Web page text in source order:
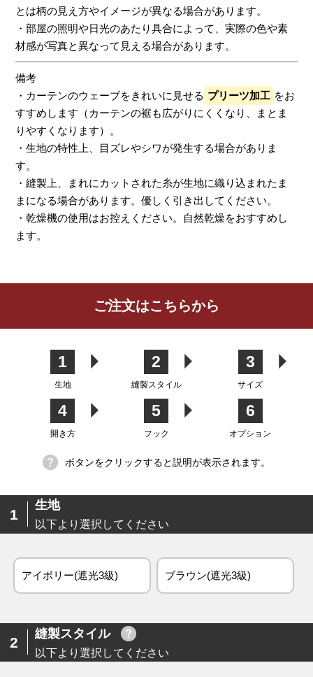
とは柄の見え方やイメージが異なる場合があります。
・部屋の照明や日光のあたり具合によって、実際の色や素
材感が写真と異なって見える場合があります。
備考
・カーテンのウェーブをきれいに見せる プリーツ加工 をお
すすめします（カーテンの裾も広がりにくくなり、まとま
りやすくなります）。
・生地の特性上、目ズレやシワが発生する場合がありま
す。
・縫製上、まれにカットされた糸が生地に織り込まれたま
まになる場合があります。優しく引き出してください。
・乾燥機の使用はお控えください。自然乾燥をおすすめし
ます。
レビューを書く
カバー
テン
生地
ご注文はこちらから
1
生地
2
縫製スタイル
3
サイズ
4
開き方
5
フック
6
オプション
ボタンをクリックすると説明が表示されます。
1
生地
以下より選択してください
アイボリー(遮光3級) ブラウン(遮光3級)
2
縫製スタイル
以下より選択してください